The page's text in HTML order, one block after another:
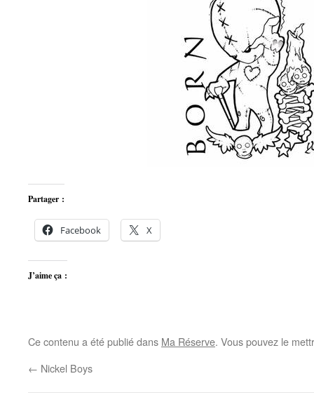
Partager :
Facebook X
J’aime ça :
Ce contenu a été publié dans Ma Réserve. Vous pouvez le
← Nickel Boys